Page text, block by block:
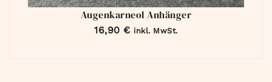
Augenkarneol Anhänger
16,90 € inkl. MwSt.